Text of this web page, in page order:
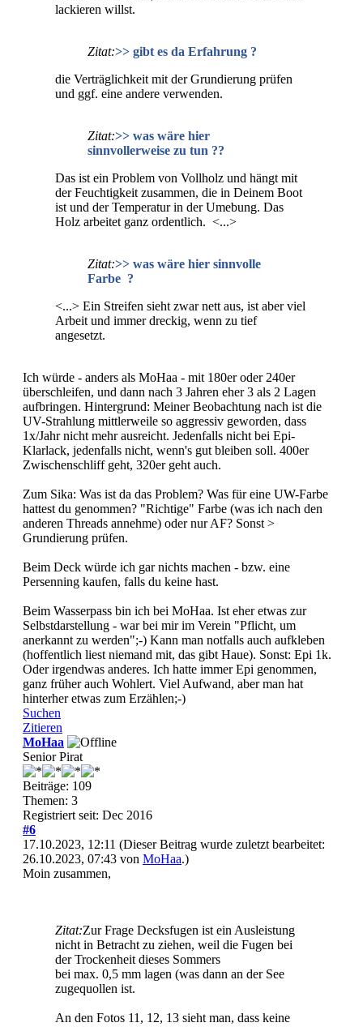
lackieren willst.
Zitat:>> gibt es da Erfahrung ?
die Verträglichkeit mit der Grundierung prüfen
und ggf. eine andere verwenden.
Zitat:>> was wäre hier
sinnvollerweise zu tun ??
Das ist ein Problem von Vollholz und hängt mit
der Feuchtigkeit zusammen, die in Deinem Boot
ist und der Temperatur in der Umebung. Das
Holz arbeitet ganz ordentlich. <...>
Zitat:>> was wäre hier sinnvolle
Farbe ?
<...> Ein Streifen sieht zwar nett aus, ist aber viel
Arbeit und immer dreckig, wenn zu tief
angesetzt.
Ich würde - anders als MoHaa - mit 180er oder 240er
überschleifen, und dann nach 3 Jahren eher 3 als 2 Lagen
aufbringen. Hintergrund: Meiner Beobachtung nach ist die
UV-Strahlung mittlerweile so aggressiv geworden, dass
1x/Jahr nicht mehr ausreicht. Jedenfalls nicht bei Epi-
Klarlack, jedenfalls nicht, wenn's gut bleiben soll. 400er
Zwischenschliff geht, 320er geht auch.
Zum Sika: Was ist da das Problem? Was für eine UW-Farbe
hattest du genommen? "Richtige" Farbe (was ich nach den
anderen Threads annehme) oder nur AF? Sonst >
Grundierung prüfen.
Beim Deck würde ich gar nichts machen - bzw. eine
Persenning kaufen, falls du keine hast.
Beim Wasserpass bin ich bei MoHaa. Ist eher etwas zur
Selbstdarstellung - war bei mir im Verein "Pflicht, um
anerkannt zu werden";-) Kann man notfalls auch aufkleben
(hoffentlich liest niemand mit, das gibt Haue). Sonst: Epi 1k.
Oder irgendwas anderes. Ich hatte immer Epi genommen,
ganz früher auch Wohlert. Viel Aufwand, aber man hat
hinterher etwas zum Erzählen;-)
Suchen
Zitieren
MoHaa
Senior Pirat
Beiträge: 109
Themen: 3
Registriert seit: Dec 2016
#6
17.10.2023, 12:11 (Dieser Beitrag wurde zuletzt bearbeitet:
26.10.2023, 07:43 von MoHaa.)
Moin zusammen,
Zitat:Zur Frage Decksfugen ist ein Ausleistung
nicht in Betracht zu ziehen, weil die Fugen bei
der Trockenheit dieses Sommers
bei max. 0,5 mm lagen (was dann an der See
zugequollen ist.
An den Fotos 11, 12, 13 sieht man, dass keine